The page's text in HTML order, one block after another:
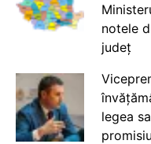
notele
județ
legea